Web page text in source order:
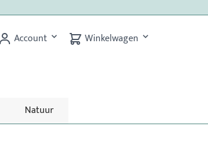
Account Winkelwagen
Natuur